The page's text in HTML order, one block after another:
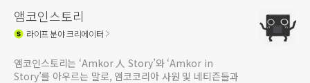
앰코인스토리
라이프분야 크리에이터
앰코인스토리는 ‘Amkor 人 Story’와 ‘Amkor in
Story’를 아우르는 말로, 앰코코리아 사원 및 네티즌들과